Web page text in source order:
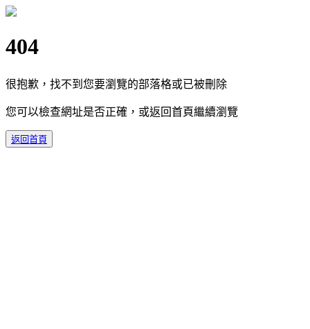
404
很抱歉，找不到您要瀏覽的部落格或已被刪除
您可以檢查網址是否正確，或返回首頁繼續瀏覽
返回首頁